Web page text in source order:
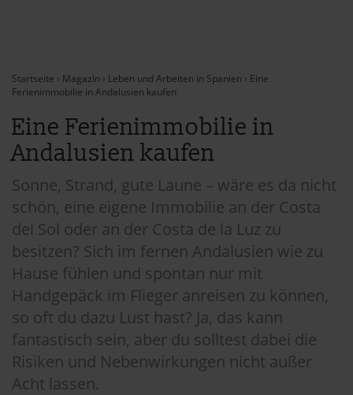
Startseite › Magazin › Leben und Arbeiten in Spanien › Eine
Ferienimmobilie in Andalusien kaufen
Eine Ferienimmobilie in
Andalusien kaufen
Sonne, Strand, gute Laune – wäre es da nicht
schön, eine eigene Immobilie an der Costa
del Sol oder an der Costa de la Luz zu
besitzen? Sich im fernen Andalusien wie zu
Hause fühlen und spontan nur mit
Handgepäck im Flieger anreisen zu können,
so oft du dazu Lust hast? Ja, das kann
fantastisch sein, aber du solltest dabei die
Risiken und Nebenwirkungen nicht außer
Acht lassen.